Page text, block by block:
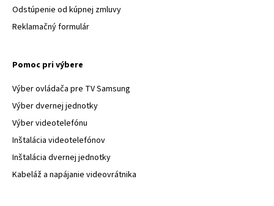
Odstúpenie od kúpnej zmluvy
Reklamačný formulár
Pomoc pri výbere
Výber ovládača pre TV Samsung
Výber dvernej jednotky
Výber videotelefónu
Inštalácia videotelefónov
Inštalácia dvernej jednotky
Kabeláž a napájanie videovrátnika